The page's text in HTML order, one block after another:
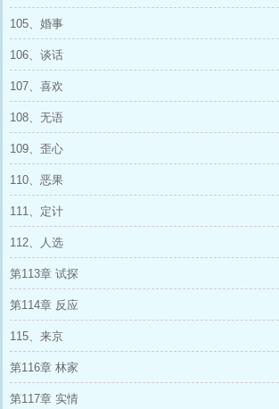
105、婚事
106、谈话
107、喜欢
108、无语
109、歪心
110、恶果
111、定计
112、人选
第113章 试探
第114章 反应
115、来京
第116章 林家
第117章 实情